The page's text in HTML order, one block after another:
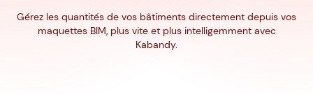
Gérez les quantités de vos bâtiments directement depuis vos
maquettes BIM, plus vite et plus intelligemment avec
Kabandy.